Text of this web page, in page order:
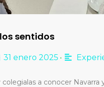
sentidos
31 enero 2025 •
a conocer Navarra